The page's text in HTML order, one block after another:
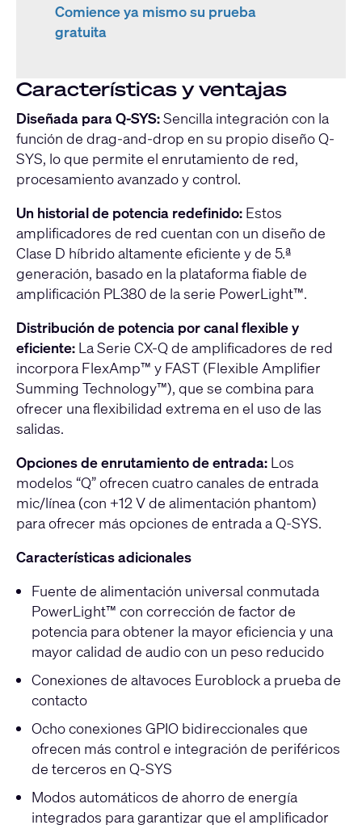
Comience ya mismo su prueba
gratuita
Características y ventajas
Diseñada para Q-SYS:Sencilla integración con la
función de drag-and-drop en su propio diseño Q-
SYS, lo que permite el enrutamiento de red,
procesamiento avanzado y control.
Un historial de potencia redefinido: Estos
amplificadores de red cuentan con un diseño de
Clase D híbrido altamente eficiente y de 5.ª
generación, basado en la plataforma fiable de
amplificación PL380 de la serie PowerLight™.
Distribución de potencia por canal flexible y
eficiente: La Serie CX-Q de amplificadores de red
incorpora FlexAmp™ y FAST (Flexible Amplifier
Summing Technology™), que se combina para
ofrecer una flexibilidad extrema en el uso de las
salidas.
Opciones de enrutamiento de entrada: Los
modelos “Q” ofrecen cuatro canales de entrada
mic/línea (con +12 V de alimentación phantom)
para ofrecer más opciones de entrada a Q-SYS.
Características adicionales
Fuente de alimentación universal conmutada
PowerLight™ con corrección de factor de
potencia para obtener la mayor eficiencia y una
mayor calidad de audio con un peso reducido
Conexiones de altavoces Euroblock a prueba de
contacto
Ocho conexiones GPIO bidireccionales que
ofrecen más control e integración de periféricos
de terceros en Q-SYS
Modos automáticos de ahorro de energía
integrados para garantizar que el amplificador